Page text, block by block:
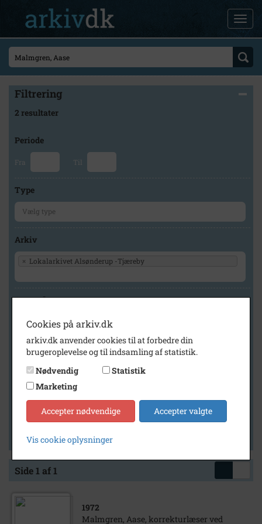
Filtrering
2 resultater
Periode
Fra Til
Type
Arkiv
× Lokalarkivet Alsønderup -Tjæreby
Geografi
Generelt
Vis kun med billeder
Vis kun med filmklip
Vis kun med lydklip
Vis kun med kilder
Vis kun med geo-tag
Side 1 af 1
1972
Malmgren, Aase, korrekturlæser ved
Cookies på arkiv.dk
arkiv.dk anvender cookies til at forbedre din
brugeroplevelse og til indsamling af statistik.
Nødvendig
Statistik
Marketing
Accepter nødvendige Accepter valgte
Vis cookie oplysninger